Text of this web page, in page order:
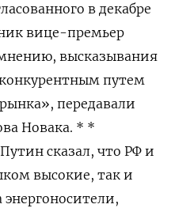
в декабре
вице-премьер
высказывания
путем
передавали
Новака. * *
сказал, что РФ и
высокие, так и